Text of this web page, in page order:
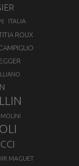
ITALIA
ROUX
MAGUET